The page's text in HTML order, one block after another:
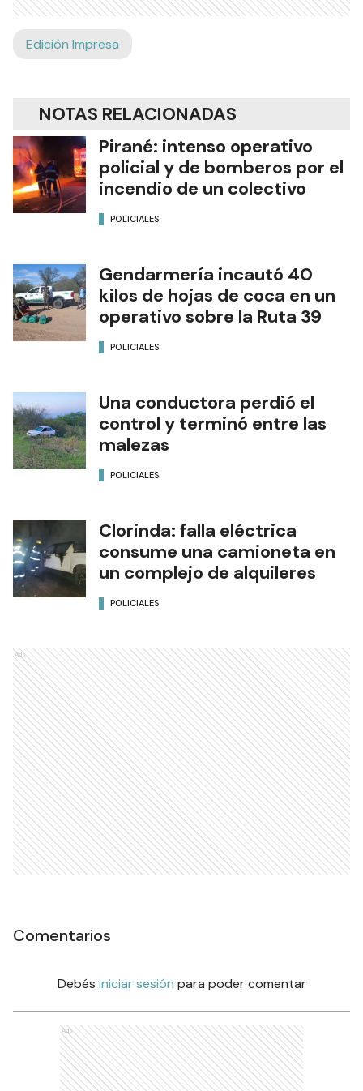
Edición Impresa
NOTAS RELACIONADAS
Pirané: intenso operativo
policial y de bomberos por el
incendio de un colectivo
POLICIALES
Gendarmería incautó 40
kilos de hojas de coca en un
operativo sobre la Ruta 39
POLICIALES
Una conductora perdió el
control y terminó entre las
malezas
POLICIALES
Clorinda: falla eléctrica
consume una camioneta en
un complejo de alquileres
POLICIALES
Ads
Comentarios
Debés iniciar sesión para poder comentar
Ads